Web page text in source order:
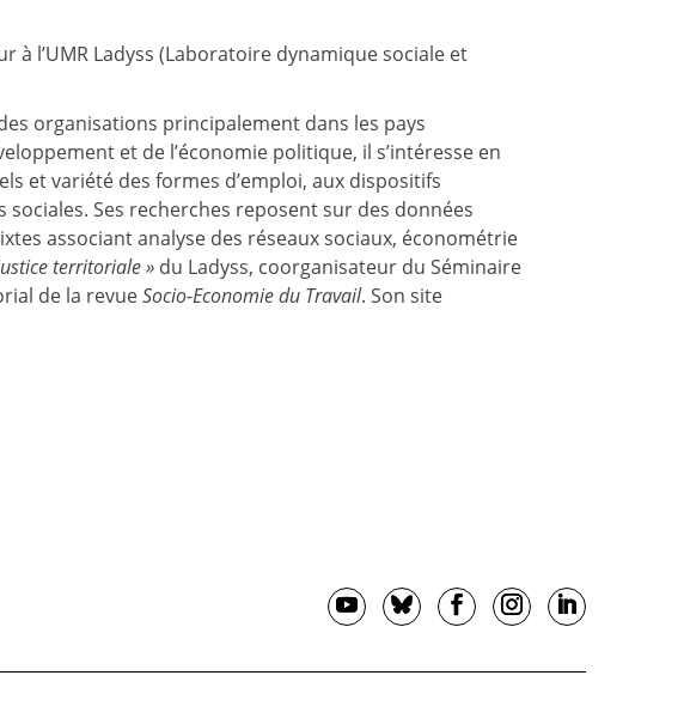
à l’UMR Ladyss (Laboratoire dynamique sociale et
organisations principalement dans les pays
et de l’économie politique, il s’intéresse en
et variété des formes d’emploi, aux dispositifs
Ses recherches reposent sur des données
associant analyse des réseaux sociaux, économétrie
territoriale » du Ladyss, coorganisateur du Séminaire
de la revueSocio-Economie du Travail. Son site